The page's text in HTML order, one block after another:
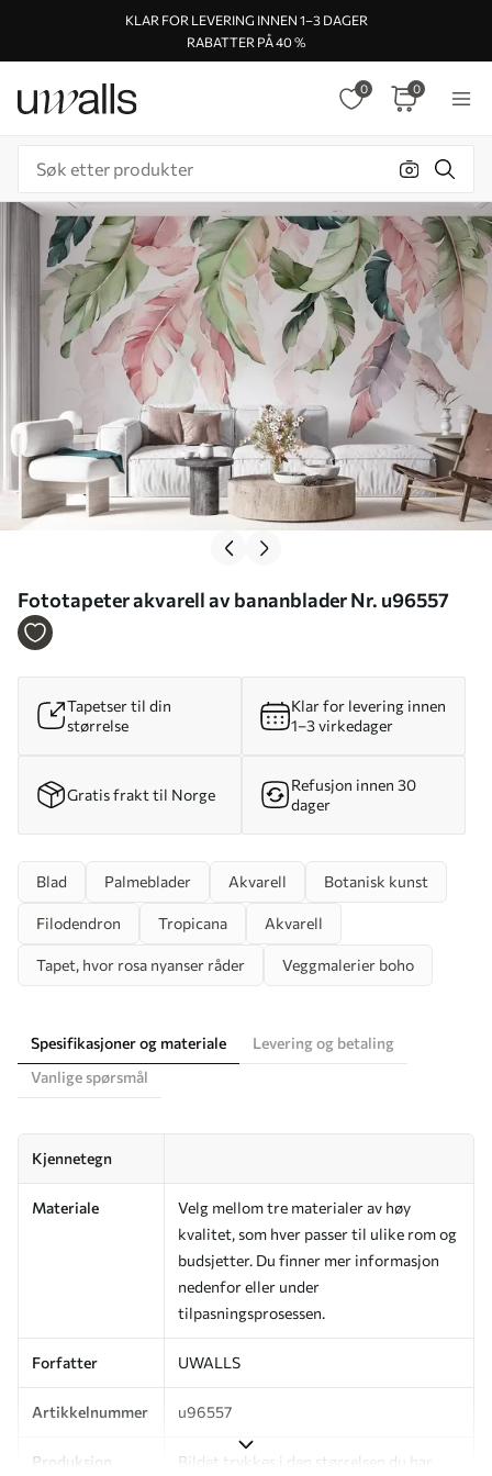
KLAR FOR LEVERING INNEN 1–3 DAGER
RABATTER PÅ 40 %
0 0
Fototapeter akvarell av bananblader Nr. u96557
Tapetser til din
størrelse
Klar for levering innen
1–3 virkedager
Gratis frakt til Norge
Refusjon innen 30
dager
Blad Palmeblader Akvarell Botanisk kunst
Filodendron Tropicana Akvarell
Tapet, hvor rosa nyanser råder Veggmalerier boho
Spesifikasjoner og materiale
Levering og betaling
Vanlige spørsmål
Kjennetegn
Materiale
Velg mellom tre materialer av høy
kvalitet, som hver passer til ulike rom og
budsjetter. Du finner mer informasjon
nedenfor eller under
tilpasningsprosessen.
Forfatter UWALLS
Artikkelnummer u96557
Produksjon
Bildet trykkes i den størrelsen du har